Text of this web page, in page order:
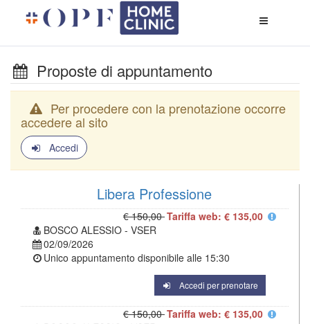
di
Proposte di appuntamento
Per procedere con la prenotazione occorre
accedere al sito
Accedi
Libera Professione
€ 150,00Tariffa web: € 135,00
BOSCO ALESSIO - VSER
02/09/2026
Unico appuntamento disponibile alle 15:30
Accedi per prenotare
€ 150,00Tariffa web: € 135,00